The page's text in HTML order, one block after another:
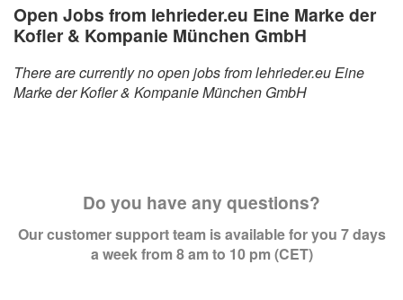
Open Jobs from lehrieder.eu Eine Marke der
Kofler & Kompanie München GmbH
There are currently no open jobs from lehrieder.eu Eine
Marke der Kofler & Kompanie München GmbH
Do you have any questions?
Our customer support team is available for you 7 days
a week from 8 am to 10 pm (CET)